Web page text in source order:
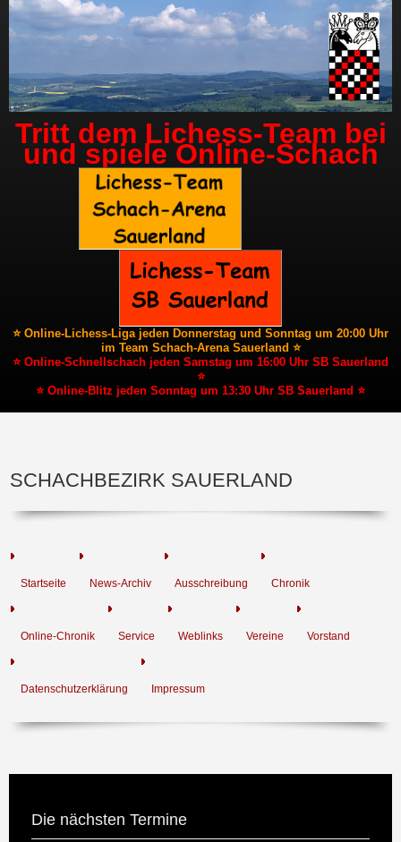
Tritt dem Lichess-Team bei
und spiele Online-Schach
⭐ Online-Lichess-Liga jeden Donnerstag und Sonntag um 20:00 Uhr
im Team Schach-Arena Sauerland ⭐
⭐ Online-Schnellschach jeden Samstag um 16:00 Uhr SB Sauerland
⭐
⭐ Online-Blitz jeden Sonntag um 13:30 Uhr SB Sauerland ⭐
SCHACHBEZIRK SAUERLAND
Startseite News-Archiv Ausschreibung Chronik
Online-Chronik Service Weblinks Vereine Vorstand
Datenschutzerklärung Impressum
Die nächsten Termine